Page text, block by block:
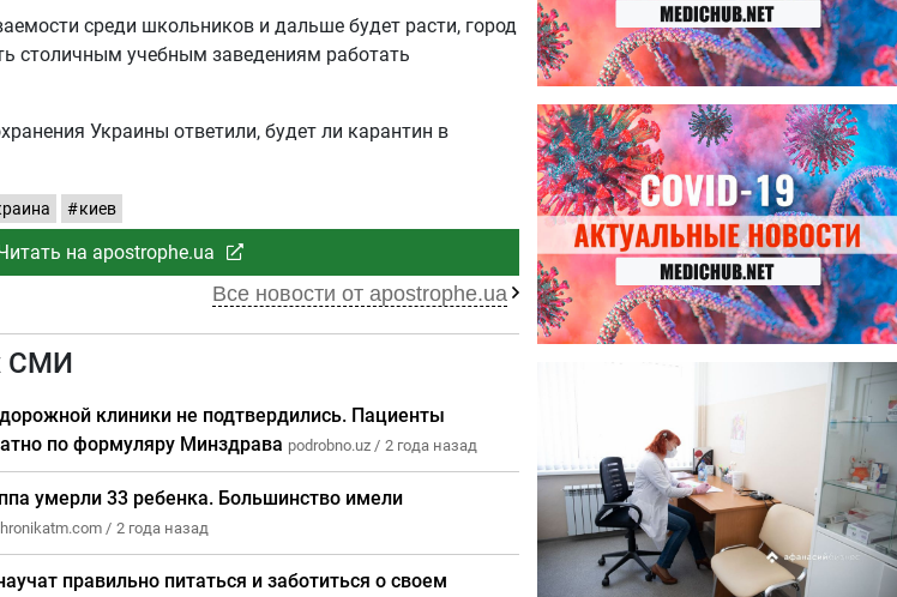
среди школьников и дальше будет расти, город
столичным учебным заведениям работать
Украины ответили, будет ли карантин в
киев
на apostrophe.ua
Все новости от apostrophe.ua
СМИ
клиники не подтвердились. Пациенты
по формуляру Минздрава podrobno.uz / 2 года назад
умерли 33 ребенка. Большинство имели
hronikatm.com / 2 года назад
правильно питаться и заботиться о своем
27.07.2026
Лучше фасоли: диетолог
названа 8 продуктов,
содержащих много клетчатки
угрозы: что нужно знать о
летних инфекциях